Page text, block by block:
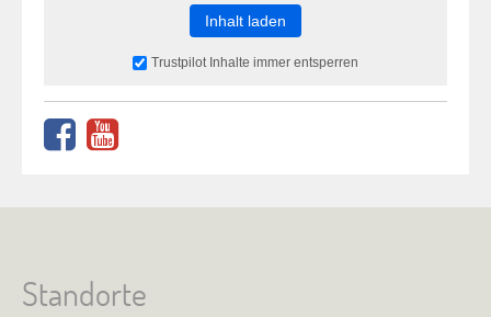
Inhalt laden
Trustpilot Inhalte immer entsperren
Standorte